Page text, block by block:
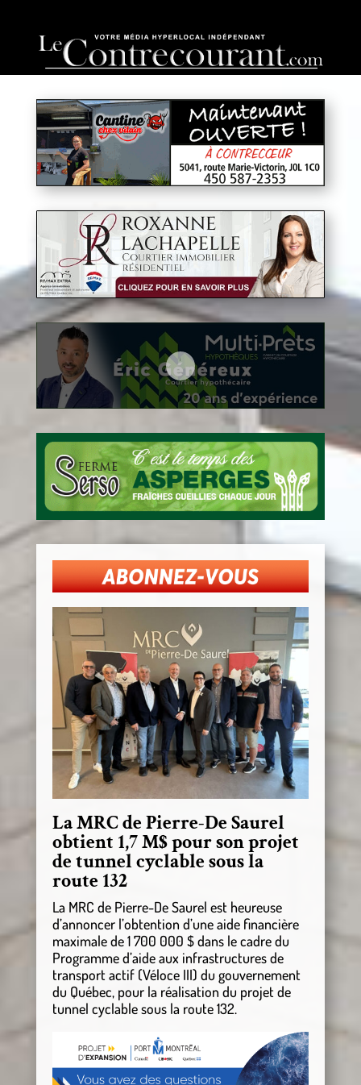
La MRC de Pierre-De Saurel
obtient 1,7 M$ pour son projet
de tunnel cyclable sous la
route 132
La MRC de Pierre-De Saurel est heureuse
d’annoncer l’obtention d’une aide financière
maximale de 1 700 000 $ dans le cadre du
Programme d’aide aux infrastructures de
transport actif (Véloce III) du gouvernement
du Québec, pour la réalisation du projet de
tunnel cyclable sous la route 132.